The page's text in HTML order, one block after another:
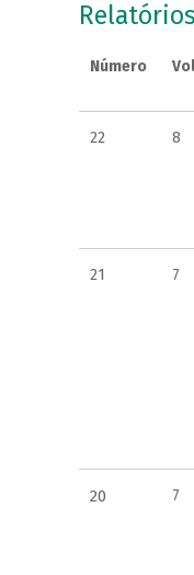
Número
22 8
21 7
20 7